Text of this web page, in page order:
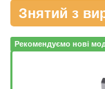
Знятий з
Рекомендуємо нові